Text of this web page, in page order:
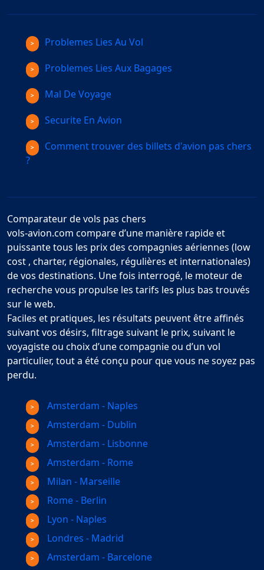
Problemes Lies Au Vol
Problemes Lies Aux Bagages
Mal De Voyage
Securite En Avion
Comment trouver des billets d'avion pas chers
?
Comparateur de vols pas chers
vols-avion.com compare d’une manière rapide et
puissante tous les prix des compagnies aériennes (low
cost , charter, régionales, régulières et internationales)
de vos destinations. Une fois interrogé, le moteur de
recherche vous propulse les tarifs les plus bas trouvés
sur le web.
Faciles et pratiques, les résultats peuvent être affinés
suivant vos désirs, filtrage suivant le prix, suivant le
voyagiste ou choix d’une compagnie ou d’un vol
particulier, tout a été conçu pour que vous ne soyez pas
perdu.
Amsterdam - Naples
Amsterdam - Dublin
Amsterdam - Lisbonne
Amsterdam - Rome
Milan - Marseille
Rome - Berlin
Lyon - Naples
Londres - Madrid
Amsterdam - Barcelone